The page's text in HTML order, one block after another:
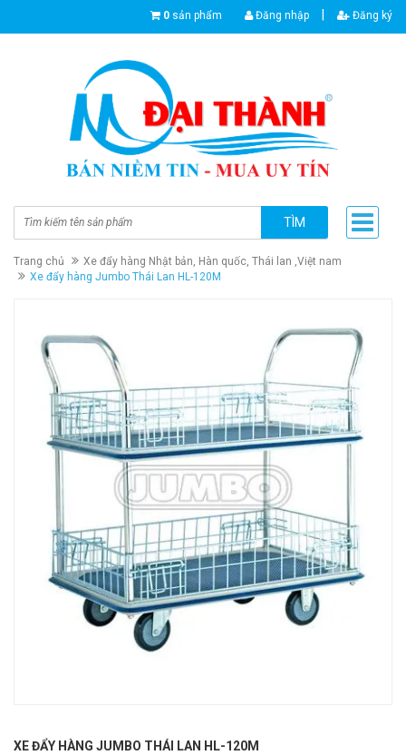
0 sản phẩm Đăng nhập Đăng ký
TÌM
Trang chủ
Xe đẩy hàng Nhật bản, Hàn quốc, Thái lan ,Việt nam
Xe đẩy hàng Jumbo Thái Lan HL-120M
XE ĐẨY HÀNG JUMBO THÁI LAN HL-120M